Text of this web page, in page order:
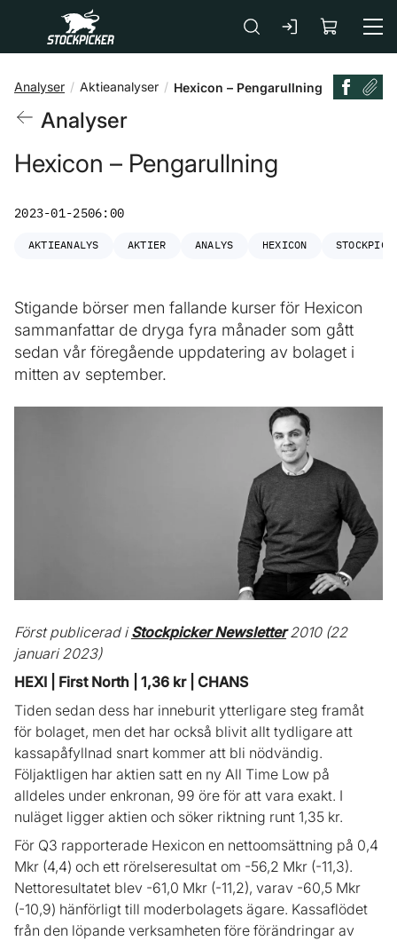
Gå till huvudinnehåll
Analyser Aktieanalyser Hexicon – Pengarullning
Analyser
Hexicon – Pengarullning
2023-01-2506:00
AKTIEANALYS AKTIER ANALYS HEXICON
Stigande börser men fallande kurser för Hexicon
sammanfattar de dryga fyra månader som gått
sedan vår föregående uppdatering av bolaget i
mitten av september.
Först publicerad iStockpicker Newsletter2010 (22
januari 2023)
HEXI | First North | 1,36 kr | CHANS
Tiden sedan dess har inneburit ytterligare steg framåt
för bolaget, men det har också blivit allt tydligare att
kassapåfyllnad snart kommer att bli nödvändig.
Följaktligen har aktien satt en ny All Time Low på
alldeles under enkronan, 99 öre för att vara exakt. I
nuläget ligger aktien och söker riktning runt 1,35 kr.
För Q3 rapporterade Hexicon en nettoomsättning på 0,4
Mkr (4,4) och ett rörelseresultat om -56,2 Mkr (-11,3).
Nettoresultatet blev -61,0 Mkr (-11,2), varav -60,5 Mkr
(-10,9) hänförligt till moderbolagets ägare. Kassaflödet
från den löpande verksamheten före förändringar av